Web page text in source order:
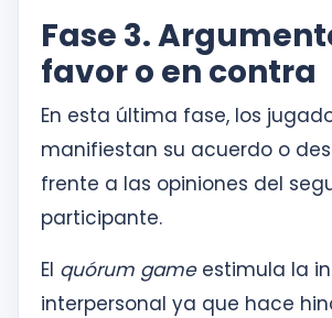
Fase 3.
favor o en contra
En esta última fase, los
manifiestan su acuerdo o
frente a las opiniones del
participante.
El quórum game estimula la
interpersonal ya que hace